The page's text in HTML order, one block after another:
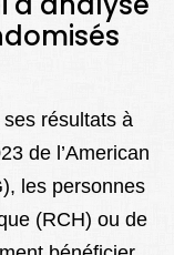
ses résultats à
de l’American
les personnes
(RCH) ou de